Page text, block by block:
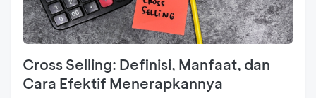
Cross Selling: Definisi, Manfaat, dan
Cara Efektif Menerapkannya